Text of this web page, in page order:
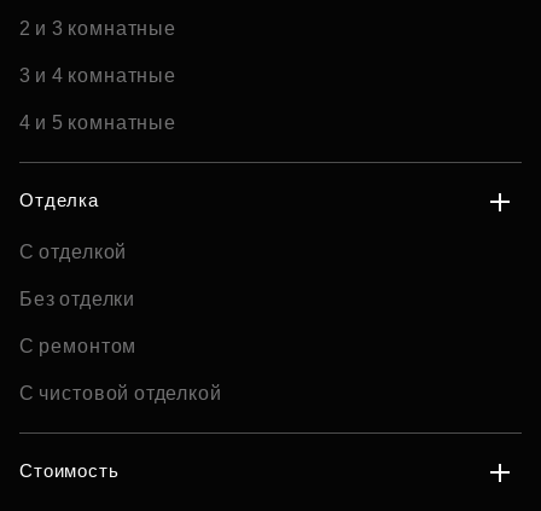
2 и 3 комнатные
3 и 4 комнатные
4 и 5 комнатные
Отделка
С отделкой
Без отделки
С ремонтом
С чистовой отделкой
Стоимость